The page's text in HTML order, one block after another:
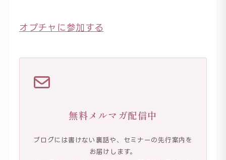
オプチャに参加する
無料メルマガ配信中
ブログには書けない裏話や、セミナーの先行案内を
お届けします。